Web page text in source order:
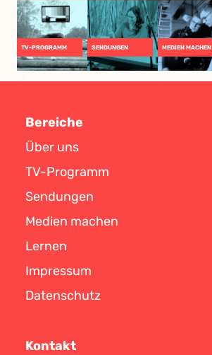
TV-PROGRAMM SENDUNGEN MEDIEN MACHEN
Bereiche
Über uns
TV-Programm
Sendungen
Medien machen
Lernen
Impressum
Datenschutz
Kontakt